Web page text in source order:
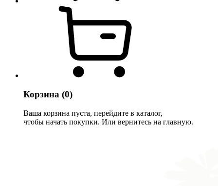
Корзина (0)
Ваша корзина пуста, перейдите в каталог,
чтобы начать покупки. Или вернитесь на главную.